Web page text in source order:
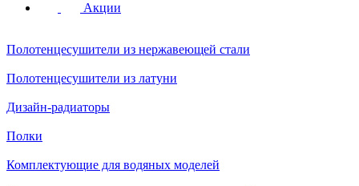
Акции
Полотенцесушители из нержавеющей стали
Полотенцесушители из латуни
Дизайн-радиаторы
Полки
Комплектующие для водяных моделей